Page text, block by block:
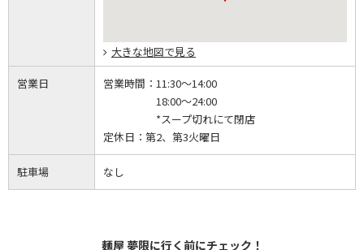
大きな地図で見る
営業日 営業時間： 11:30～14:00
18:00～24:00
*スープ切れにて閉店
定休日： 第2、第3火曜日
駐車場 なし
麺屋 夢限に行く前にチェック！